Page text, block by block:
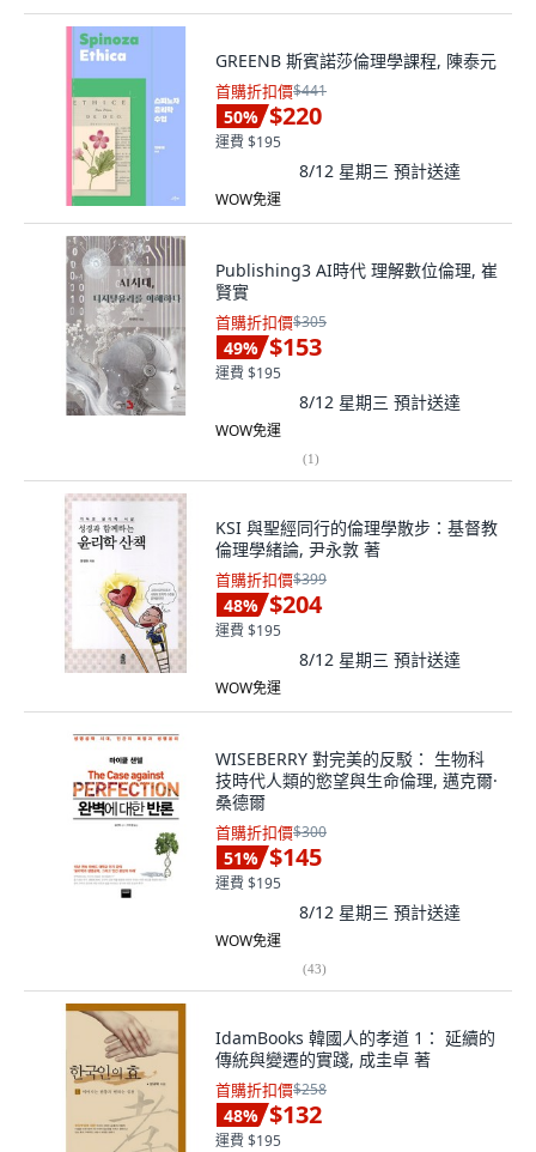
GREENB 斯賓諾莎倫理學課程, 陳泰元
首購折扣價$441
50% $220
運費 $195
8/12 星期三 預計送達
WOW免運
Publishing3 AI時代 理解數位倫理, 崔
賢實
首購折扣價$305
49% $153
運費 $195
8/12 星期三 預計送達
WOW免運
(1)
KSI 與聖經同行的倫理學散步：基督教
倫理學緒論, 尹永敦 著
首購折扣價$399
48% $204
運費 $195
8/12 星期三 預計送達
WOW免運
WISEBERRY 對完美的反駁： 生物科
技時代人類的慾望與生命倫理, 邁克爾·
桑德爾
首購折扣價$300
51% $145
運費 $195
8/12 星期三 預計送達
WOW免運
(43)
IdamBooks 韓國人的孝道 1： 延續的
傳統與變遷的實踐, 成圭卓 著
首購折扣價$258
48% $132
運費 $195